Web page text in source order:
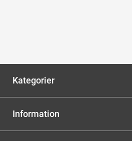
Kategorier
Information